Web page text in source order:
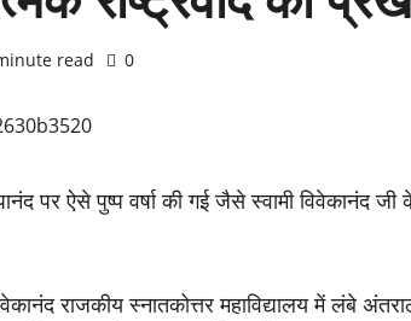
read 0
पर ऐसे पुष्प वर्षा की गई जैसे स्वामी विवेकानंद
राजकीय स्नातकोत्तर महाविद्यालय में लंबे